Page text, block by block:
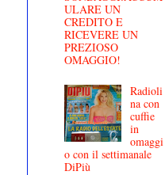
ULARE UN
CREDITO E
RICEVERE UN
PREZIOSO
OMAGGIO!
Radioli
na con
cuffie
in
omaggi
o con il settimanale
DiPiù